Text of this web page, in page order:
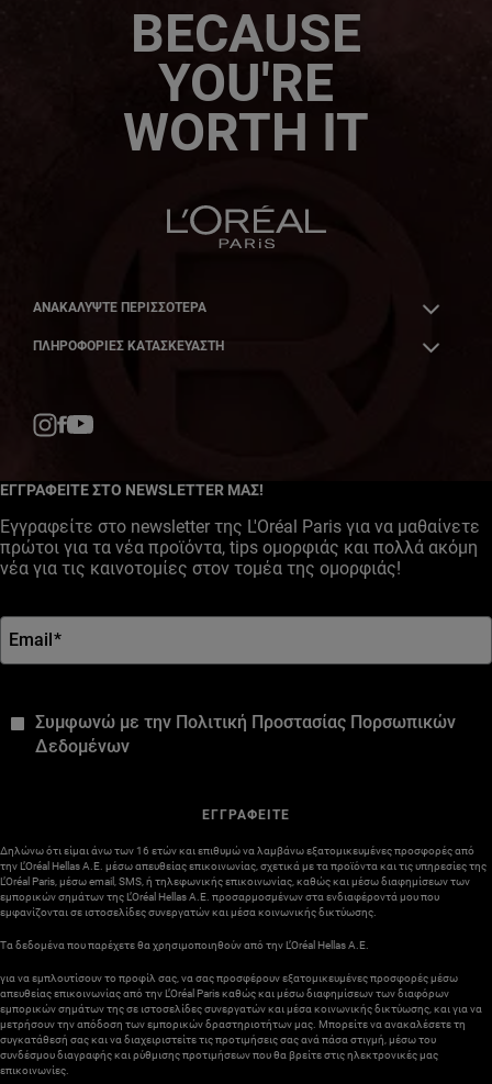
BECAUSE
YOU'RE
WORTH IT
ΑΝΑΚΑΛΎΨΤΕ ΠΕΡΙΣΣΌΤΕΡΑ
ΠΛΗΡΟΦΟΡΙΕΣ ΚΑΤΑΣΚΕΥΑΣΤΗ
ΕΓΓΡΑΦΕΙΤΕ ΣΤΟ NEWSLETTER ΜΑΣ!
Εγγραφείτε στο newsletter της L'Oréal Paris για να μαθαίνετε
πρώτοι για τα νέα προϊόντα, tips ομορφιάς και πολλά ακόμη
νέα για τις καινοτομίες στον τομέα της ομορφιάς!
Email*
Συμφωνώ με την Πολιτική Προστασίας Πορσωπικών
Δεδομένων
ΕΓΓΡΑΦΕΙΤΕ
Δηλώνω ότι είμαι άνω των 16 ετών και επιθυμώ να λαμβάνω εξατομικευμένες προσφορές από
την L’Oréal Hellas A.E. μέσω απευθείας επικοινωνίας, σχετικά με τα προϊόντα και τις υπηρεσίες της
L’Oréal Paris, μέσω email, SMS, ή τηλεφωνικής επικοινωνίας, καθώς και μέσω διαφημίσεων των
εμπορικών σημάτων της L’Oréal Hellas A.E. προσαρμοσμένων στα ενδιαφέροντά μου που
εμφανίζονται σε ιστοσελίδες συνεργατών και μέσα κοινωνικής δικτύωσης.
Τα δεδομένα που παρέχετε θα χρησιμοποιηθούν από την L’Oréal Hellas A.E.
για να εμπλουτίσουν το προφίλ σας, να σας προσφέρουν εξατομικευμένες προσφορές μέσω
απευθείας επικοινωνίας από την L’Oréal Paris καθώς και μέσω διαφημίσεων των διαφόρων
εμπορικών σημάτων της σε ιστοσελίδες συνεργατών και μέσα κοινωνικής δικτύωσης, και για να
μετρήσουν την απόδοση των εμπορικών δραστηριοτήτων μας. Μπορείτε να ανακαλέσετε τη
συγκατάθεσή σας και να διαχειριστείτε τις προτιμήσεις σας ανά πάσα στιγμή, μέσω του
συνδέσμου διαγραφής και ρύθμισης προτιμήσεων που θα βρείτε στις ηλεκτρονικές μας
επικοινωνίες.